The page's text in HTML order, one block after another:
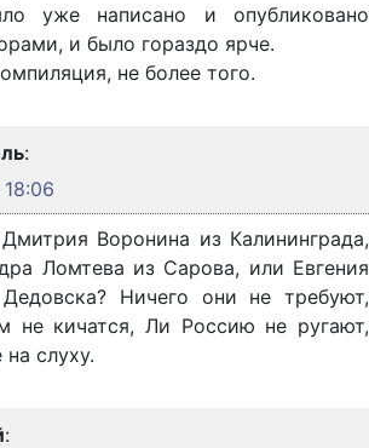
уже написано и опубликовано
и было гораздо ярче.
не более того.
:
Воронина из Калининграда,
Ломтева из Сарова, или Евгения
Ничего они не требуют,
не кичатся, Ли Россию не ругают,
слуху.
: